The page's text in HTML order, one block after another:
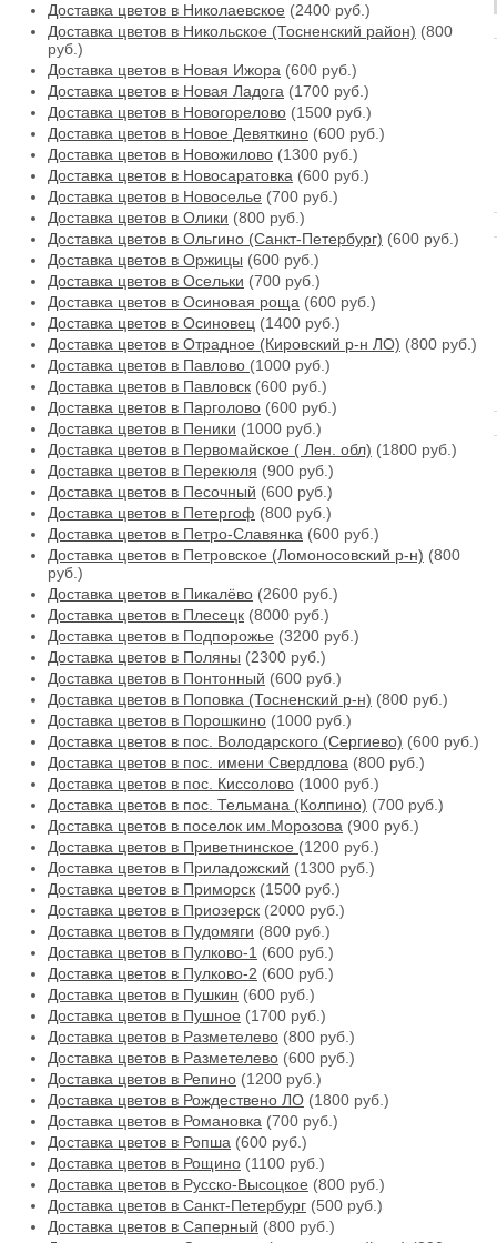
Доставка цветов в Николаевское (2400 руб.)
Доставка цветов в Никольское (Тосненский район) (800
руб.)
Доставка цветов в Новая Ижора (600 руб.)
Доставка цветов в Новая Ладога (1700 руб.)
Доставка цветов в Новогорелово (1500 руб.)
Доставка цветов в Новое Девяткино (600 руб.)
Доставка цветов в Новожилово (1300 руб.)
Доставка цветов в Новосаратовка (600 руб.)
Доставка цветов в Новоселье (700 руб.)
Доставка цветов в Олики (800 руб.)
Доставка цветов в Ольгино (Санкт-Петербург) (600 руб.)
Доставка цветов в Оржицы (600 руб.)
Доставка цветов в Осельки (700 руб.)
Доставка цветов в Осиновая роща (600 руб.)
Доставка цветов в Осиновец (1400 руб.)
Доставка цветов в Отрадное (Кировский р-н ЛО) (800 руб.)
Доставка цветов в Павлово (1000 руб.)
Доставка цветов в Павловск (600 руб.)
Доставка цветов в Парголово (600 руб.)
Доставка цветов в Пеники (1000 руб.)
Доставка цветов в Первомайское ( Лен. обл) (1800 руб.)
Доставка цветов в Перекюля (900 руб.)
Доставка цветов в Песочный (600 руб.)
Доставка цветов в Петергоф (800 руб.)
Доставка цветов в Петро-Славянка (600 руб.)
Доставка цветов в Петровское (Ломоносовский р-н) (800
руб.)
Доставка цветов в Пикалёво (2600 руб.)
Доставка цветов в Плесецк (8000 руб.)
Доставка цветов в Подпорожье (3200 руб.)
Доставка цветов в Поляны (2300 руб.)
Доставка цветов в Понтонный (600 руб.)
Доставка цветов в Поповка (Тосненский р-н) (800 руб.)
Доставка цветов в Порошкино (1000 руб.)
Доставка цветов в пос. Володарского (Сергиево) (600 руб.)
Доставка цветов в пос. имени Свердлова (800 руб.)
Доставка цветов в пос. Киссолово (1000 руб.)
Доставка цветов в пос. Тельмана (Колпино) (700 руб.)
Доставка цветов в поселок им.Морозова (900 руб.)
Доставка цветов в Приветнинское (1200 руб.)
Доставка цветов в Приладожский (1300 руб.)
Доставка цветов в Приморск (1500 руб.)
Доставка цветов в Приозерск (2000 руб.)
Доставка цветов в Пудомяги (800 руб.)
Доставка цветов в Пулково-1 (600 руб.)
Доставка цветов в Пулково-2 (600 руб.)
Доставка цветов в Пушкин (600 руб.)
Доставка цветов в Пушное (1700 руб.)
Доставка цветов в Разметелево (800 руб.)
Доставка цветов в Разметелево (600 руб.)
Доставка цветов в Репино (1200 руб.)
Доставка цветов в Рождествено ЛО (1800 руб.)
Доставка цветов в Романовка (700 руб.)
Доставка цветов в Ропша (600 руб.)
Доставка цветов в Рощино (1100 руб.)
Доставка цветов в Русско-Высоцкое (800 руб.)
Доставка цветов в Санкт-Петербург (500 руб.)
Доставка цветов в Саперный (800 руб.)